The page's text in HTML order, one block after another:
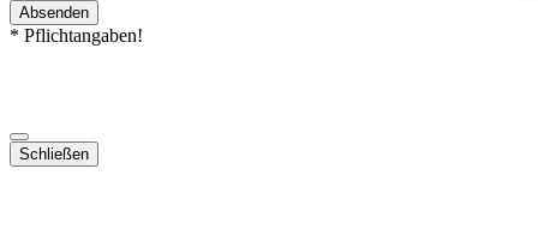
Absenden
* Pflichtangaben!
Schließen